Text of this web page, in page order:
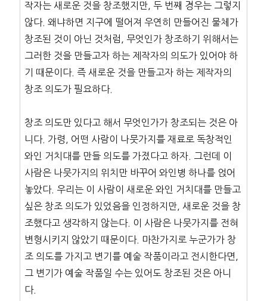
작자는 새로운 것을 창조했지만, 두 번째 경우는 그렇지
않다. 왜냐하면 지구에 떨어져 우연히 만들어진 물체가
창조된 것이 아닌 것처럼, 무엇인가 창조하기 위해서는
그러한 것을 만들고자 하는 제작자의 의도가 있어야 하
기 때문이다. 즉 새로운 것을 만들고자 하는 제작자의
창조 의도가 필요하다.
창조 의도만 있다고 해서 무엇인가가 창조되는 것은 아
니다. 가령, 어떤 사람이 나뭇가지를 재료로 독창적인
와인 거치대를 만들 의도를 가졌다고 하자. 그런데 이
사람은 나뭇가지의 위치만 바꾸어 와인병 하나를 얹어
놓았다. 우리는 이 사람이 새로운 와인 거치대를 만들고
싶은 창조 의도가 있었음을 인정하지만, 새로운 것을 창
조했다고 생각하지 않는다. 이 사람은 나뭇가지를 전혀
변형시키지 않았기 때문이다. 마찬가지로 누군가가 창
조 의도를 가지고 변기를 예술 작품이라고 전시한다면,
그 변기가 예술 작품일 수는 있어도 창조된 것은 아니
다.